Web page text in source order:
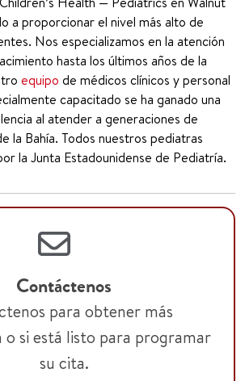
a proporcionar el nivel más alto de
Nos especializamos en la atención
hasta los últimos años de la
equipo de médicos clínicos y personal
capacitado se ha ganado una
al atender a generaciones de
la Bahía. Todos nuestros pediatras
la Junta Estadounidense de Pediatría.
Contáctenos
para obtener más
si está listo para programar
su cita.